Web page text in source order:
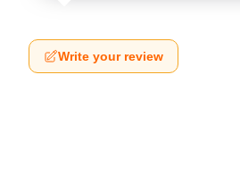
Write your review